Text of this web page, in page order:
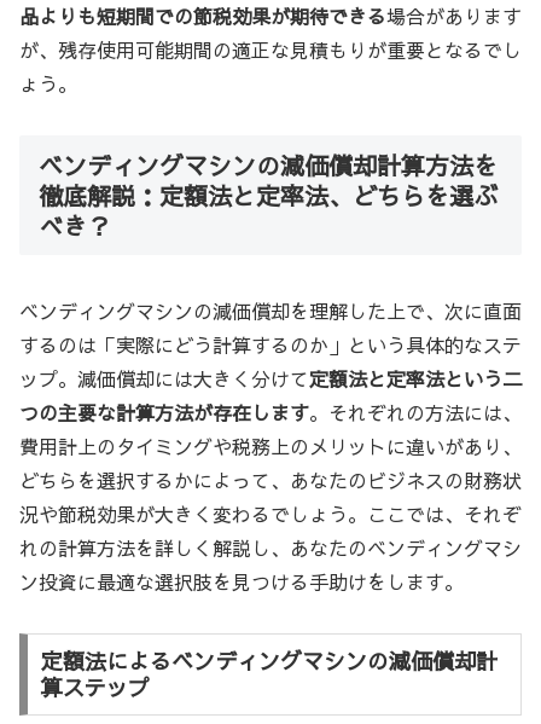
品よりも短期間での節税効果が期待できる場合があります
が、残存使用可能期間の適正な見積もりが重要となるでし
ょう。
ベンディングマシンの減価償却計算方法を
徹底解説：定額法と定率法、どちらを選ぶ
べき？
ベンディングマシンの減価償却を理解した上で、次に直面
するのは「実際にどう計算するのか」という具体的なステ
ップ。減価償却には大きく分けて定額法と定率法という二
つの主要な計算方法が存在します。それぞれの方法には、
費用計上のタイミングや税務上のメリットに違いがあり、
どちらを選択するかによって、あなたのビジネスの財務状
況や節税効果が大きく変わるでしょう。ここでは、それぞ
れの計算方法を詳しく解説し、あなたのベンディングマシ
ン投資に最適な選択肢を見つける手助けをします。
定額法によるベンディングマシンの減価償却計
算ステップ